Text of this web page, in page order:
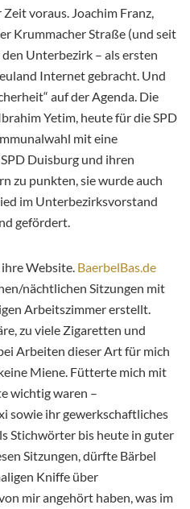
voraus. Joachim Franz,
Krummacher Straße (und seit
Unterbezirk – als ersten
Internet gebracht. Und
auf der Agenda. Die
Yetim, heute für die SPD
mit eine
Duisburg und ihren
zu punkten, sie wurde auch
im Unterbezirksvorstand
gefördert.
Website. BaerbelBas.de
nächtlichen Sitzungen mit
Arbeitszimmer erstellt.
zu viele Zigaretten und
Arbeiten dieser Art für mich
Miene. Fütterte mich mit
wichtig waren –
sowie ihr gewerkschaftliches
Stichwörter bis heute in guter
Sitzungen, dürfte Bärbel
Kniffe über
mir angehört haben, was im